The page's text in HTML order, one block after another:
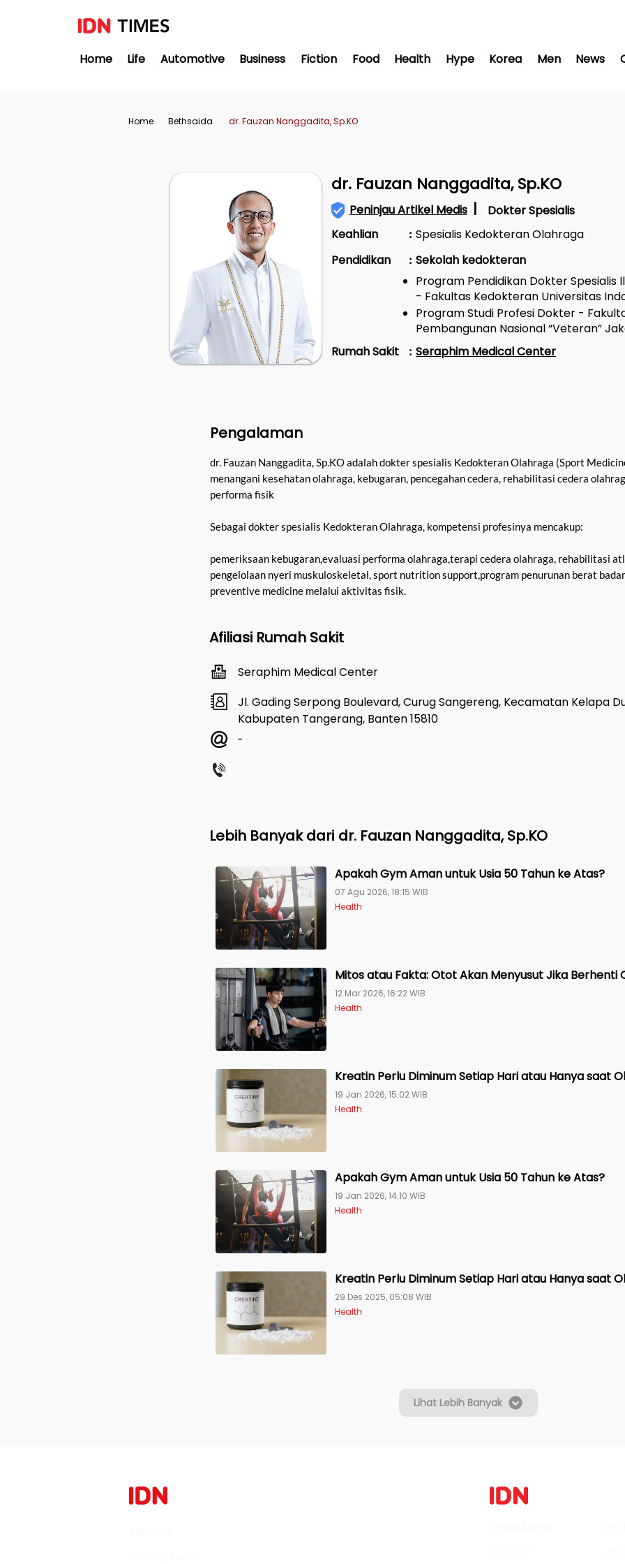
Home Life Automotive Business Fiction Food Health Hype Korea Men News
Home Bethsaida dr. Fauzan Nanggadita, Sp.KO
dr. Fauzan Nanggadita, Sp.KO
Peninjau Artikel Medis |
Dokter Spesialis
Keahlian
: Spesialis Kedokteran Olahraga
Program Pendidikan Dokter Spesialis
- Fakultas Kedokteran Universitas
Program Studi Profesi Dokter -
Pembangunan Nasional “Veteran”
Sekolah kedokteran
:
Pendidikan
Rumah Sakit : Seraphim Medical Center
Pengalaman
dr. Fauzan Nanggadita, Sp.KO adalah dokter spesialis Kedokteran Olahraga (Sport
menangani kesehatan olahraga, kebugaran, pencegahan cedera, rehabilitasi cedera
performa fisik
Sebagai dokter spesialis Kedokteran Olahraga, kompetensi profesinya mencakup:
pemeriksaan kebugaran,evaluasi performa olahraga,terapi cedera olahraga, rehabilitasi
pengelolaan nyeri muskuloskeletal, sport nutrition support,program penurunan berat
preventive medicine melalui aktivitas fisik.
Afiliasi Rumah Sakit
Seraphim Medical Center
Jl. Gading Serpong Boulevard, Curug Sangereng, Kecamatan Kelapa
Kabupaten Tangerang, Banten 15810
-
Lebih Banyak dari dr. Fauzan Nanggadita, Sp.KO
Health
Apakah Gym Aman untuk Usia 50 Tahun ke Atas?
07 Agu 2026, 18:15 WIB
Health
Mitos atau Fakta: Otot Akan Menyusut Jika Berhenti
12 Mar 2026, 16:22 WIB
Health
Kreatin Perlu Diminum Setiap Hari atau Hanya saat
19 Jan 2026, 15:02 WIB
Health
Apakah Gym Aman untuk Usia 50 Tahun ke Atas?
19 Jan 2026, 14:10 WIB
Health
Kreatin Perlu Diminum Setiap Hari atau Hanya saat
29 Des 2025, 05:08 WIB
Lihat Lebih Banyak